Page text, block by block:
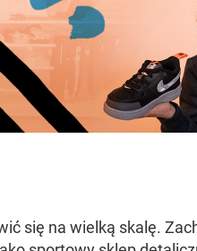
się na wielką skalę.